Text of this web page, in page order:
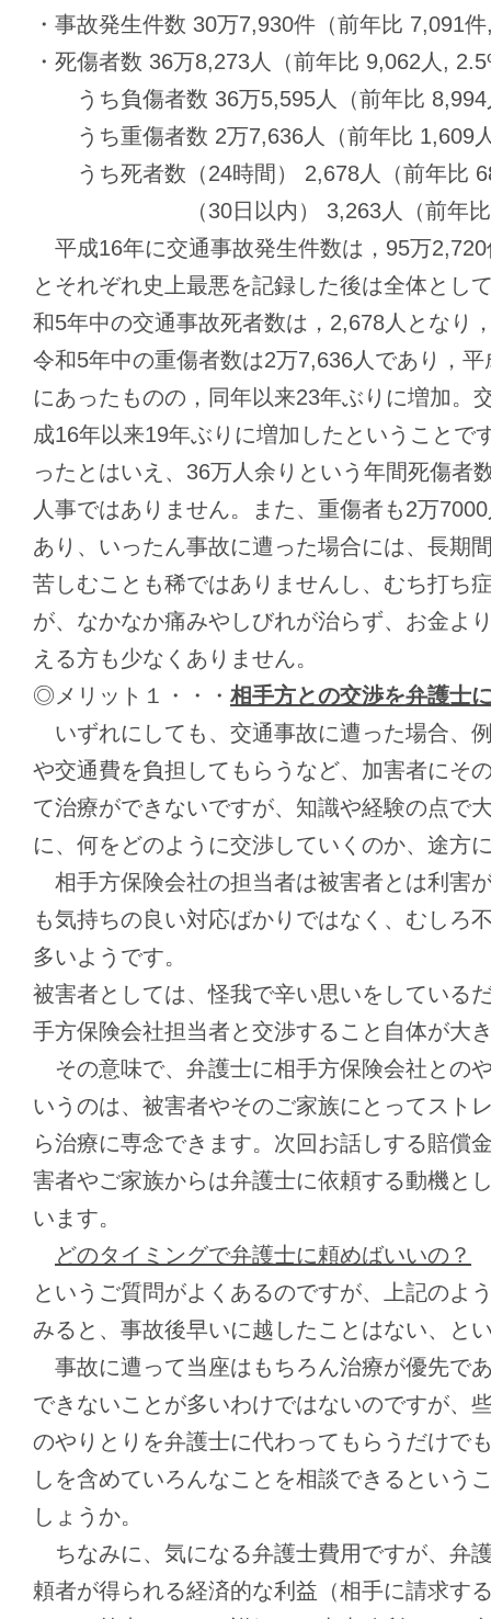
・事故発生件数 30万7,930件（前年比 7,091
・死傷者数 36万8,273人（前年比 9,062人,
うち負傷者数 36万5,595人（前年比 8,994
うち重傷者数 2万7,636人（前年比 1,609
うち死者数（24時間） 2,678人（前年比
（30日以内） 3,263人（前年比
平成16年に交通事故発生件数は，95万
とそれぞれ史上最悪を記録した後は全体とし
和5年中の交通事故死者数は，2,678人となり
令和5年中の重傷者数は2万7,636人であり，
にあったものの，同年以来23年ぶりに増加。
成16年以来19年ぶりに増加したということで
ったとはいえ、36万人余りという年間死傷者
人事ではありません。また、重傷者も2万
あり、いったん事故に遭った場合には、長期
苦しむことも稀ではありませんし、むち打ち
が、なかなか痛みやしびれが治らず、お金よ
える方も少なくありません。
◎メリット１・・・ 相手方との交渉を弁護士
いずれにしても、交通事故に遭った場合、
や交通費を負担してもらうなど、加害者にそ
て治療ができないですが、知識や経験の点で
に、何をどのように交渉していくのか、途方
相手方保険会社の担当者は被害者とは利害
も気持ちの良い対応ばかりではなく、むしろ
多いようです。
被害者としては、怪我で辛い思いをしている
手方保険会社担当者と交渉すること自体が大
その意味で、弁護士に相手方保険会社との
いうのは、被害者やそのご家族にとってスト
ら治療に専念できます。次回お話しする賠償
害者やご家族からは弁護士に依頼する動機と
います。
どのタイミングで弁護士に頼めばいいの？
というご質問がよくあるのですが、上記のよ
みると、事故後早いに越したことはない、と
事故に遭って当座はもちろん治療が優先で
できないことが多いわけではないのですが、
のやりとりを弁護士に代わってもらうだけで
しを含めていろんなことを相談できるという
しょうか。
ちなみに、気になる弁護士費用ですが、弁
頼者が得られる経済的な利益（相手に請求す